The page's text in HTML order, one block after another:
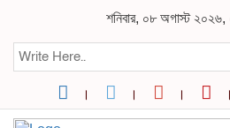
শনিবার, ০৮ অগাস্ট ২০২৬,